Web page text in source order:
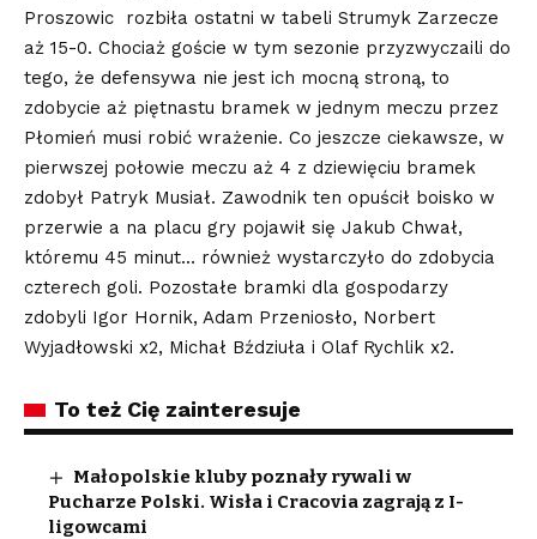
Proszowic rozbiła ostatni w tabeli Strumyk Zarzecze
aż 15-0. Chociaż goście w tym sezonie przyzwyczaili do
tego, że defensywa nie jest ich mocną stroną, to
zdobycie aż piętnastu bramek w jednym meczu przez
Płomień musi robić wrażenie. Co jeszcze ciekawsze, w
pierwszej połowie meczu aż 4 z dziewięciu bramek
zdobył Patryk Musiał. Zawodnik ten opuścił boisko w
przerwie a na placu gry pojawił się Jakub Chwał,
któremu 45 minut… również wystarczyło do zdobycia
czterech goli. Pozostałe bramki dla gospodarzy
zdobyli Igor Hornik, Adam Przeniosło, Norbert
Wyjadłowski x2, Michał Bździuła i Olaf Rychlik x2.
To też Cię zainteresuje
Małopolskie kluby poznały rywali w
Pucharze Polski. Wisła i Cracovia zagrają z I-
ligowcami